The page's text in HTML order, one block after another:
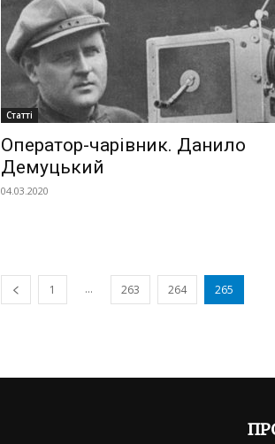
Статті
Оператор-чарівник. Данило
Демуцький
04.03.2020
1 ... 263 264 265